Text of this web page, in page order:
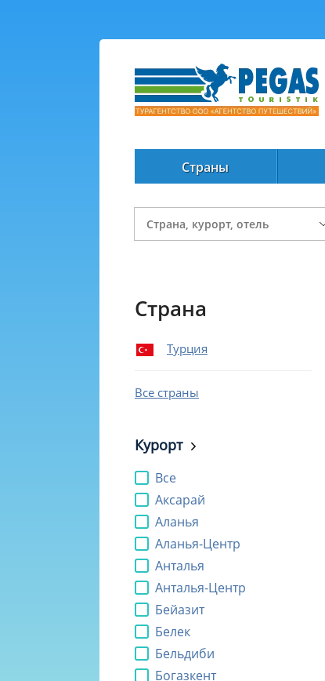
Страны
Страна
Турция
Все страны
Курорт
Все
Аксарай
Аланья
Аланья-Центр
Анталья
Анталья-Центр
Бейазит
Белек
Бельдиби
Богазкент